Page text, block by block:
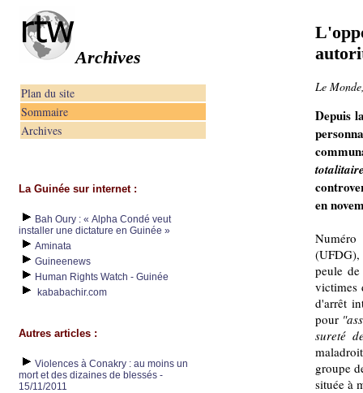
Archives
Plan du site
Sommaire
Archives
La Guinée sur internet :
Bah Oury : « Alpha Condé veut
installer une dictature en Guinée »
Aminata
Guineenews
Human Rights Watch - Guinée
kababachir.com
Autres articles :
Violences à Conakry : au moins un
mort et des dizaines de blessés -
15/11/2011
Le
Depuis
en
(UFDG),
peule
victimes
d'arrêt
pour
sureté
groupe
située à